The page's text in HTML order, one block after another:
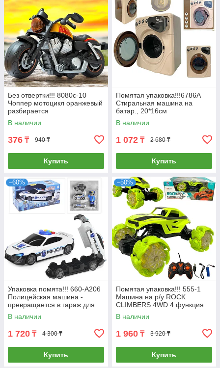
Без отвертки!!! 8080с-10
Чоппер мотоцикл оранжевый
разбирается
В наличии
376 ₸ 940 ₸
Купить
Помятая упаковка!!!6786A
Стиральная машина на
батар., 20*16см
В наличии
1 072 ₸ 2 680 ₸
Купить
–60%
Упаковка помята!!! 660-A206
Полицейская машина -
превращается в гараж для
машин 36*18см
В наличии
1 720 ₸ 4 300 ₸
Купить
–50%
Помятая упаковка!!! 555-1
Машина на р/у ROCK
CLIMBERS 4WD 4 функция
27*11см
В наличии
1 960 ₸ 3 920 ₸
Купить